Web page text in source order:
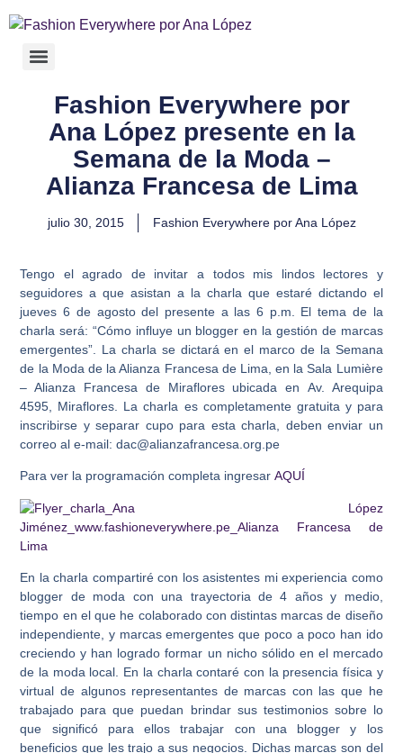
Fashion Everywhere por
Ana López presente en la
Semana de la Moda –
Alianza Francesa de Lima
julio 30, 2015 Fashion Everywhere por Ana López
Tengo el agrado de invitar a todos mis lindos lectores y
seguidores a que asistan a la charla que estaré dictando el
jueves 6 de agosto del presente a las 6 p.m. El tema de la
charla será: “Cómo influye un blogger en la gestión de marcas
emergentes”. La charla se dictará en el marco de la Semana
de la Moda de la Alianza Francesa de Lima, en la Sala Lumière
– Alianza Francesa de Miraflores ubicada en Av. Arequipa
4595, Miraflores. La charla es completamente gratuita y para
inscribirse y separar cupo para esta charla, deben enviar un
correo al e-mail: dac@alianzafrancesa.org.pe
Para ver la programación completa ingresarAQUÍ
En la charla compartiré con los asistentes mi experiencia como
blogger de moda con una trayectoria de 4 años y medio,
tiempo en el que he colaborado con distintas marcas de diseño
independiente, y marcas emergentes que poco a poco han ido
creciendo y han logrado formar un nicho sólido en el mercado
de la moda local. En la charla contaré con la presencia física y
virtual de algunos representantes de marcas con las que he
trabajado para que puedan brindar sus testimonios sobre lo
que significó para ellos trabajar con una blogger y los
beneficios que les trajo a sus negocios. Dichas marcas son del